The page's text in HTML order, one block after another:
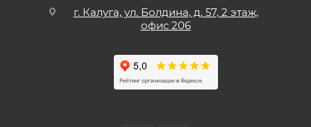
г. Калуга, ул. Болдина, д. 57, 2 этаж,
офис 206